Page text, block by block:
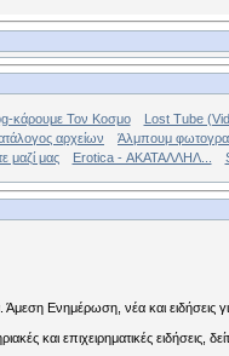
κάρουμε Τον Κοσμο
Lost Tube
αρχείων
Άλμπουμ
μαζί μας
Erotica - ΑΚΑΤΑΛΛΗΛ...
Άμεση Ενημέρωση, νέα και
και επιχειρηματικές ειδήσεις,